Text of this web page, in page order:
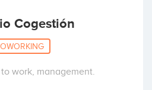
Cogestión
work, management.